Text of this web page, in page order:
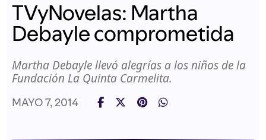
TVyNovelas: Martha
Debayle comprometida
Martha Debayle llevó alegrías a los niños de la
Fundación La Quinta Carmelita.
MAYO 7, 2014